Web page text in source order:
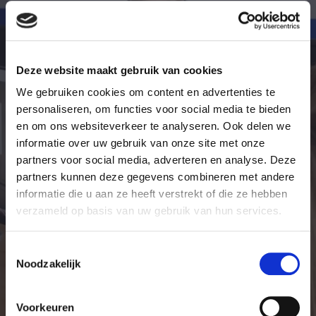
Deze website maakt gebruik van cookies
We gebruiken cookies om content en advertenties te
personaliseren, om functies voor social media te bieden
en om ons websiteverkeer te analyseren. Ook delen we
informatie over uw gebruik van onze site met onze
partners voor social media, adverteren en analyse. Deze
partners kunnen deze gegevens combineren met andere
informatie die u aan ze heeft verstrekt of die ze hebben
verzameld op basis van uw gebruik van hun services.
Noodzakelijk
Voorkeuren
De intakebalie is 7 dagen per week bereikbaar.
Dinsdag
Donderdag
08:00-18:00 uur
08:00-18:00 uur
Vrijdag
Zaterdag
Zondag
Feestdagen
08:00-18:00 uur
09:00-17:00 uur
09:00-17:00 uur
Gesloten
Stel uw vraag